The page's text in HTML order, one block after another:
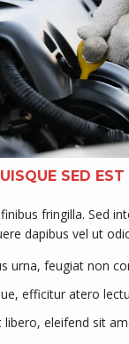
SED
fringilla. Sed
dapibus vel ut
urna, feugiat non
efficitur atero
libero, eleifend sit